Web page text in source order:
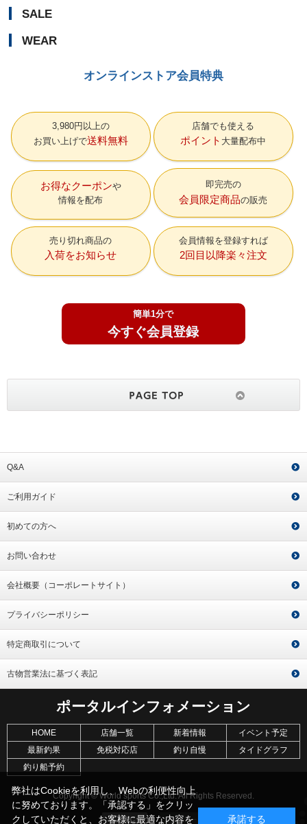
SALE
WEAR
オンラインストア会員特典
3,980円以上の
お買い上げで送料無料
店舗でも使える
ポイント 大量配布中
お得なクーポン
情報を配布
即完売の
会員限定商品の販売
売り切れ商品の
入荷をお知らせ
会員情報を登録すれば
2回目以降楽々注文
簡単1分で
今すぐ会員登録
Q&A
ご利用ガイド
初めての方へ
お問い合わせ
会社概要（コーポレートサイト）
プライバシーポリシー
特定商取引について
古物営業法に基づく表記
ポータルインフォメーション
HOME 店舗一覧 新着情報
イベント予定
最新釣果
免税対応店 釣り自慢
タイドグラフ
釣り船予約
Copyright © World sports Co.,Ltd. All Rights Reserved.
弊社はCookieを利用し、Webの利便性向上
に努めております。「承認する」をクリッ
クしていただくと、お客様に最適な内容を
承諾する